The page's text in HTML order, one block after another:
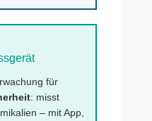
für
: misst
– mit App,